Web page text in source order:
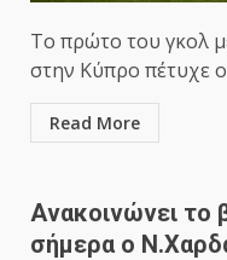
Το πρώτο του γκολ
στην Κύπρο πέτυχε
Read More
Ανακοινώνει το
σήμερα ο